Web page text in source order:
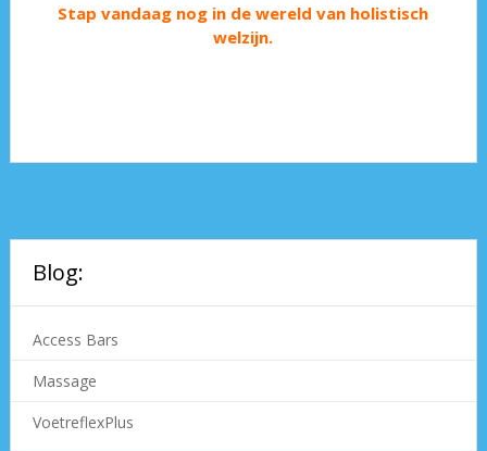
Stap vandaag nog in de wereld van holistisch
welzijn.
Blog:
Access Bars
Massage
VoetreflexPlus